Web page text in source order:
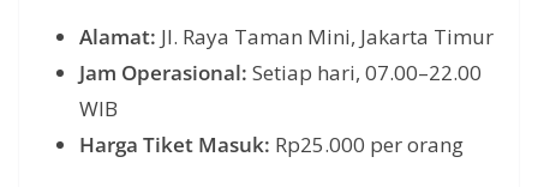
Alamat: Jl. Raya Taman Mini, Jakarta Timur
Jam Operasional: Setiap hari, 07.00–22.00
WIB
Harga Tiket Masuk: Rp25.000 per orang